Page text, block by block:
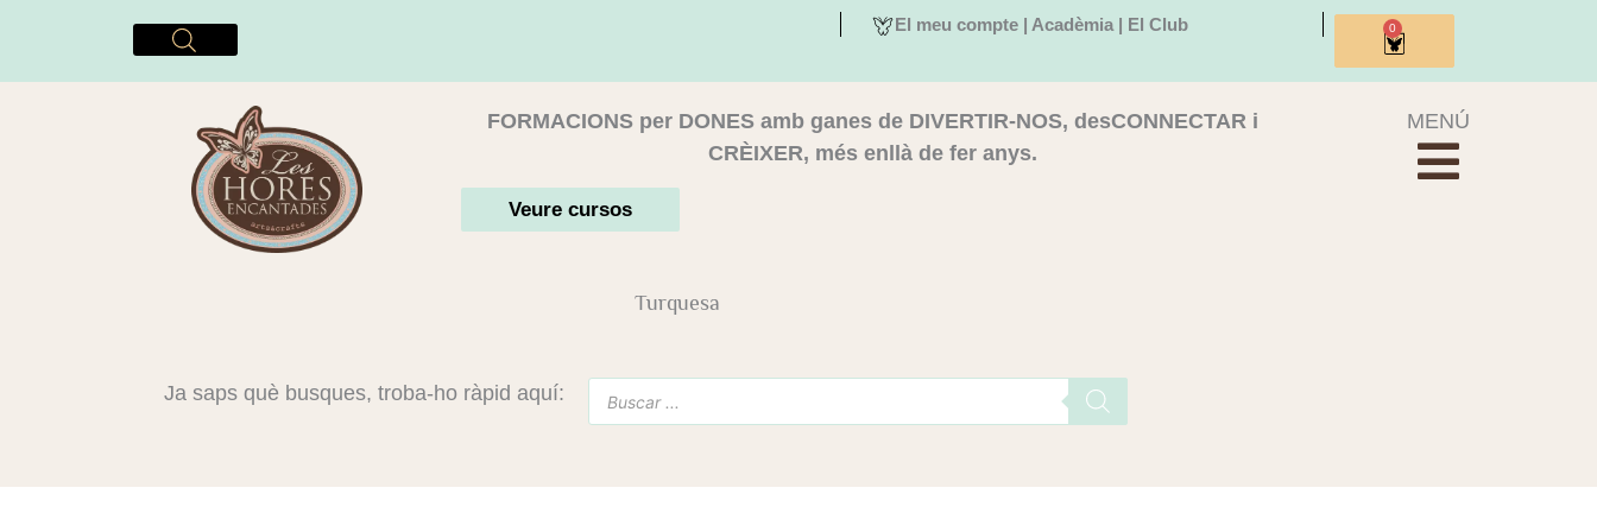
El meu compte | Acadèmia | El Club 0
Cistella
FORMACIONS per DONES amb ganes de DIVERTIR-NOS, desCONNECTAR i
CRÈIXER, més enllà de fer anys.
Veure cursos
MENÚ
Turquesa
Ja saps què busques, troba-ho ràpid aquí:
Products
search